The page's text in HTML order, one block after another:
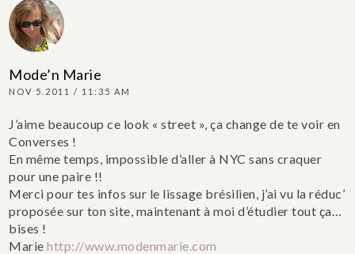
Mode’n Marie
NOV 5.2011 / 11:35 AM
J’aime beaucoup ce look « street », ça change de te voir en
Converses !
En même temps, impossible d’aller à NYC sans craquer
pour une paire !!
Merci pour tes infos sur le lissage brésilien, j’ai vu la réduc’
proposée sur ton site, maintenant à moi d’étudier tout ça…
bises !
Marie http://www.modenmarie.com